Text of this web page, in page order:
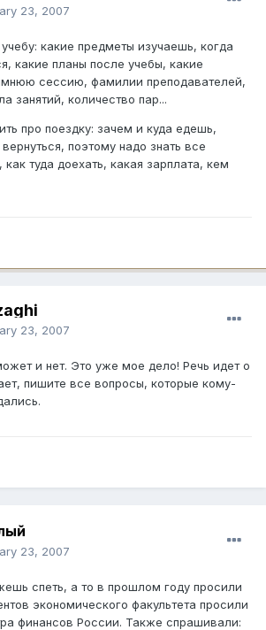
23, 2007
какие предметы изучаешь, когда
какие планы после учебы, какие
сессию, фамилии преподавателей,
занятий, количество пар...
про поездку: зачем и куда едешь,
поэтому надо знать все
как туда доехать, какая зарплата, кем
23, 2007
и нет. Это уже мое дело! Речь идет о
пишите все вопросы, которые кому-
23, 2007
спеть, а то в прошлом году просили
экономического факультета просили
финансов России. Также спрашивали: